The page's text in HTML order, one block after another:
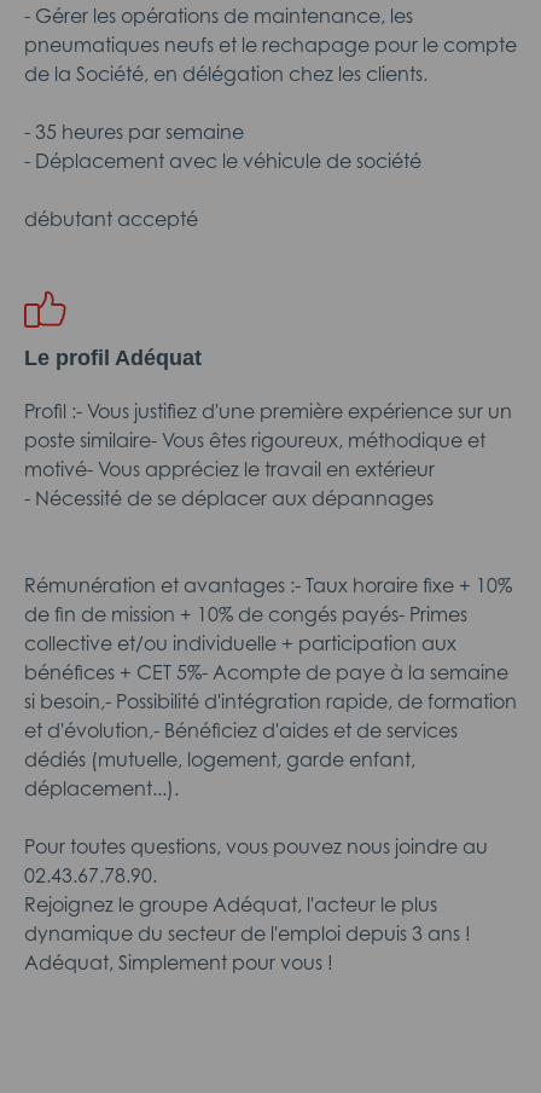
- Gérer les opérations de maintenance, les
pneumatiques neufs et le rechapage pour le compte
de la Société, en délégation chez les clients.
- 35 heures par semaine
- Déplacement avec le véhicule de société
débutant accepté
Le profil Adéquat
Profil :- Vous justifiez d'une première expérience sur un
poste similaire- Vous êtes rigoureux, méthodique et
motivé- Vous appréciez le travail en extérieur
- Nécessité de se déplacer aux dépannages
Rémunération et avantages :- Taux horaire fixe + 10%
de fin de mission + 10% de congés payés- Primes
collective et/ou individuelle + participation aux
bénéfices + CET 5%- Acompte de paye à la semaine
si besoin,- Possibilité d'intégration rapide, de formation
et d'évolution,- Bénéficiez d'aides et de services
dédiés (mutuelle, logement, garde enfant,
déplacement...).
Pour toutes questions, vous pouvez nous joindre au
02.43.67.78.90.
Rejoignez le groupe Adéquat, l'acteur le plus
dynamique du secteur de l'emploi depuis 3 ans !
Adéquat, Simplement pour vous !